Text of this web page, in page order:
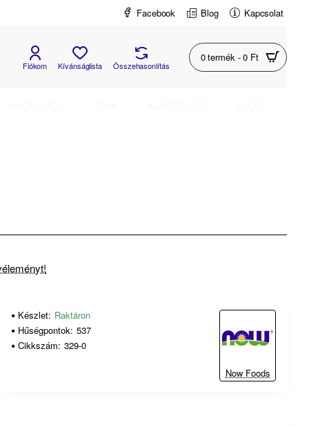
Facebook Blog Kapcsolat
Fiókom Kívánságlista Összehasonlítás
0 termék - 0 Ft
Készlet: Raktáron
Hűségpontok: 537
Cikkszám: 329-0
Now Foods